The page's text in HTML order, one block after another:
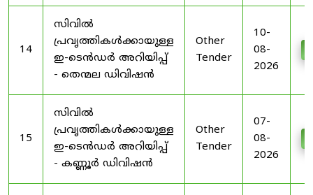
14
സിവിൽ
പ്രവൃത്തികൾക്കായുള്ള
ഇ-ടെൻഡർ അറിയിപ്പ്
- തെന്മല ഡിവിഷൻ
Other
Tender
10-
08-
2026
15
സിവിൽ
പ്രവൃത്തികൾക്കായുള്ള
ഇ-ടെൻഡർ അറിയിപ്പ്
- കണ്ണൂർ ഡിവിഷൻ
Other
Tender
07-
08-
2026